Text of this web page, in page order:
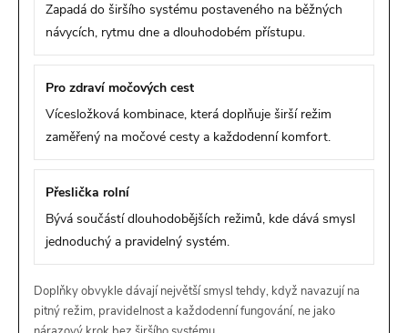
Zapadá do širšího systému postaveného na běžných
návycích, rytmu dne a dlouhodobém přístupu.
Pro zdraví močových cest
Vícesložková kombinace, která doplňuje širší režim
zaměřený na močové cesty a každodenní komfort.
Přeslička rolní
Bývá součástí dlouhodobějších režimů, kde dává smysl
jednoduchý a pravidelný systém.
Doplňky obvykle dávají největší smysl tehdy, když navazují na
pitný režim, pravidelnost a každodenní fungování, ne jako